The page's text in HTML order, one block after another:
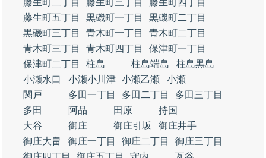
藤生町二丁目
藤生町三丁目
藤生町四丁目
藤生町五丁目
黒磯町一丁目
黒磯町二丁目
黒磯町三丁目
青木町一丁目
青木町二丁目
青木町三丁目
青木町四丁目
保津町一丁目
保津町二丁目
柱島 柱島端島
柱島黒島
小瀬水口
小瀬小川津 小瀬乙瀬
小瀬
関戸
多田一丁目 多田二丁目
多田三丁目
多田
阿品 田原
持国
大谷
御庄 御庄引坂
御庄井手
御庄大畠
御庄一丁目 御庄二丁目
御庄三丁目